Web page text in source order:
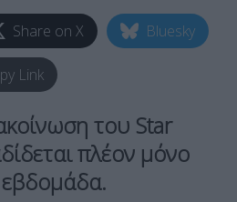
Share on X Bluesky
Link
του Star
πλέον μόνο
εβδομάδα.